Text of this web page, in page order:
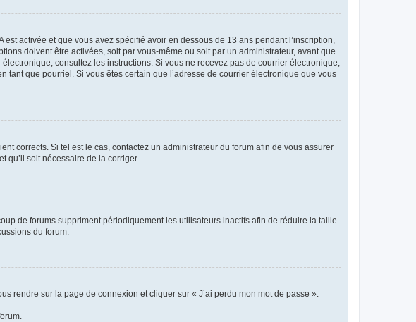
activée et que vous avez spécifié avoir en dessous de 13 ans pendant l’inscription,
doivent être activées, soit par vous-même ou soit par un administrateur, avant que
consultez les instructions. Si vous ne recevez pas de courrier électronique,
que pourriel. Si vous êtes certain que l’adresse de courrier électronique que vous
corrects. Si tel est le cas, contactez un administrateur du forum afin de vous assurer
qu’il soit nécessaire de la corriger.
de forums suppriment périodiquement les utilisateurs inactifs afin de réduire la taille
du forum.
rendre sur la page de connexion et cliquer sur « J’ai perdu mon mot de passe ».